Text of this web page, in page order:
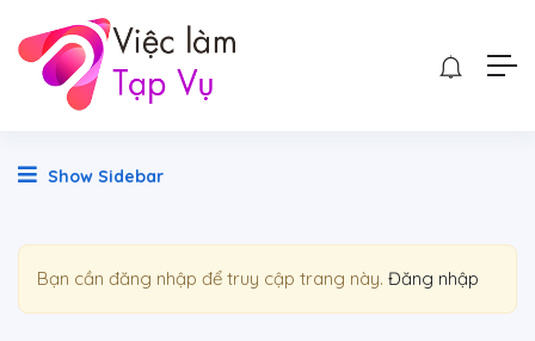
Show Sidebar
Bạn cần đăng nhập để truy cập trang này. Đăng nhập